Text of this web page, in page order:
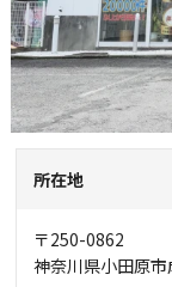
所在地
〒250-0862
神奈川県小田原